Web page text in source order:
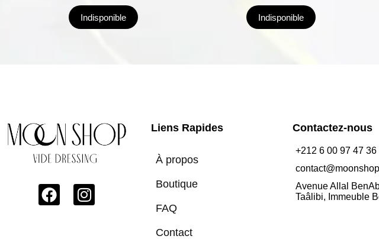
Indisponible Indisponible
Liens Rapides
À propos
Boutique
FAQ
Contact
Contactez-nous
+212 6 00 97 47 36
Avenue Allal
Taâlibi, Immeuble